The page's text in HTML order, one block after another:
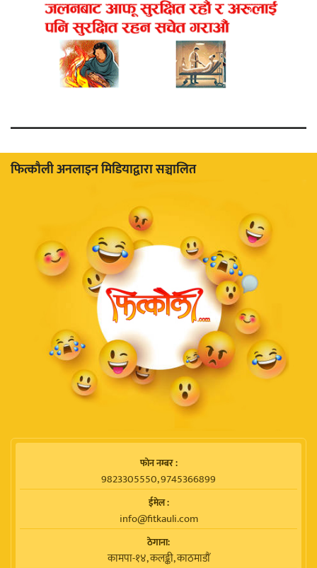
फित्काैली अनलाइन मिडियाद्वारा सञ्चालित
फाेन नम्बर :
9823305550, 9745366899
ईमेल :
info@fitkauli.com
ठेगाना:
कामपा-१४, कलङ्की, काठमाडाैं